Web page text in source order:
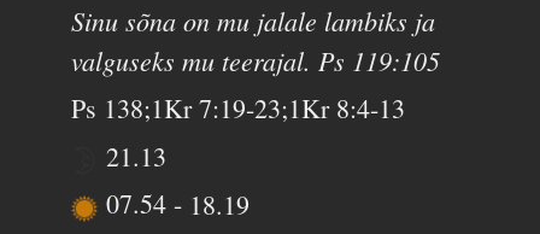
Sinu sõna on mu jalale lambiks ja
valguseks mu teerajal. Ps 119:105
Ps 138;1Kr 7:19-23;1Kr 8:4-13
21.13
07.54 - 18.19